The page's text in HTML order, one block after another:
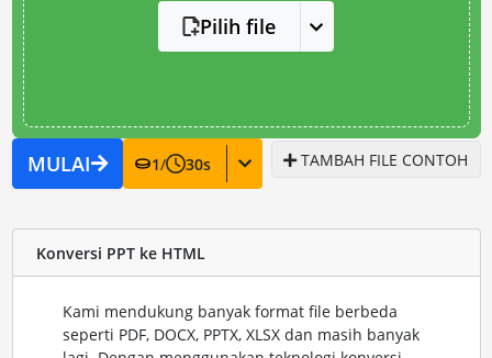
Pilih file
MULAI 1/ 30s TAMBAH FILE CONTOH
Konversi PPT ke HTML
Kami mendukung banyak format file berbeda
seperti PDF, DOCX, PPTX, XLSX dan masih banyak